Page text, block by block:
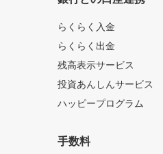
らくらく入金
らくらく出金
残高表示サービス
投資あんしんサービス
ハッピープログラム
手数料